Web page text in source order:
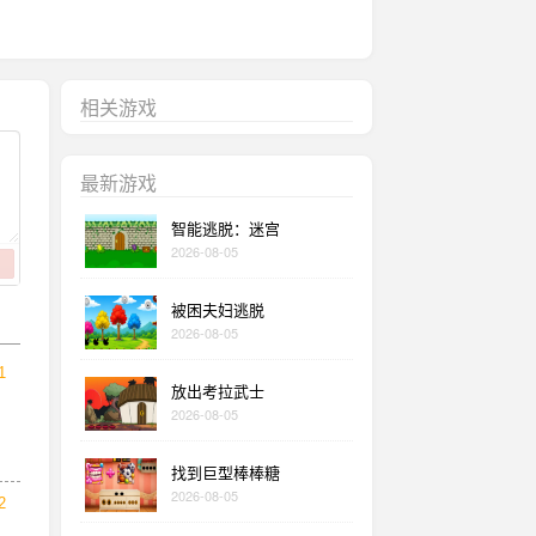
相关游戏
最新游戏
智能逃脱：迷宫
2026-08-05
被困夫妇逃脱
2026-08-05
放出考拉武士
2026-08-05
找到巨型棒棒糖
2026-08-05